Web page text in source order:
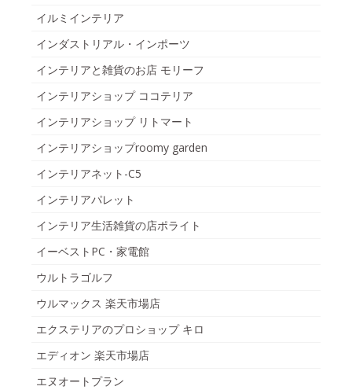
イルミインテリア
インダストリアル・インポーツ
インテリアと雑貨のお店 モリーフ
インテリアショップ ココテリア
インテリアショップ リトマート
インテリアショップroomy garden
インテリアネット-C5
インテリアパレット
インテリア生活雑貨の店ポライト
イーベストPC・家電館
ウルトラゴルフ
ウルマックス 楽天市場店
エクステリアのプロショップ キロ
エディオン 楽天市場店
エヌオートプラン